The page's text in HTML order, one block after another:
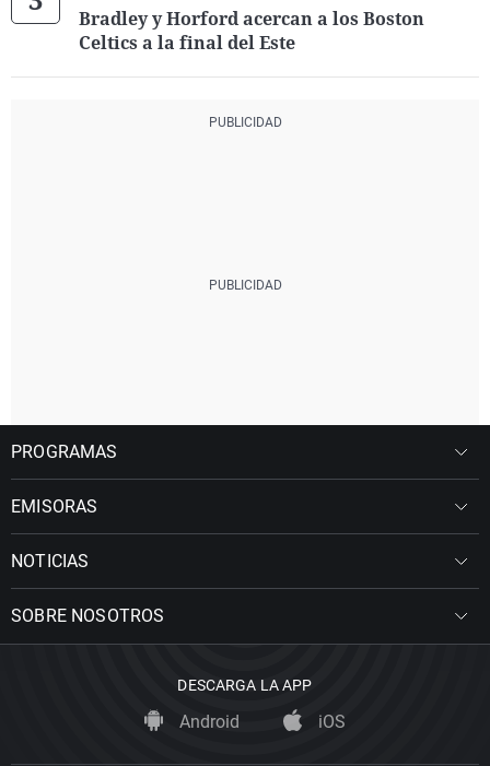
Bradley y Horford acercan a los Boston
Celtics a la final del Este
PROGRAMAS
EMISORAS
NOTICIAS
SOBRE NOSOTROS
DESCARGA LA APP
Android iOS